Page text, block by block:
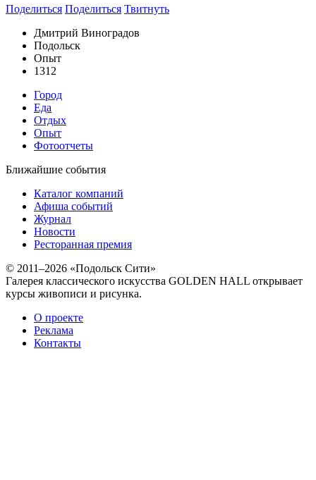
Поделиться Поделиться Твитнуть
Дмитрий Виноградов
Подольск
Опыт
1312
Город
Еда
Отдых
Опыт
Фотоотчеты
Ближайшие события
Каталог компаний
Афиша событий
Журнал
Новости
Ресторанная премия
© 2011–2026 «Подольск Сити»
Галерея классического искусства GOLDEN HALL открывает
курсы живописи и рисунка.
О проекте
Реклама
Контакты